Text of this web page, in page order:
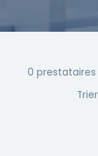
0 prestataires